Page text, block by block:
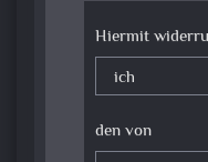
Hiermit
den von